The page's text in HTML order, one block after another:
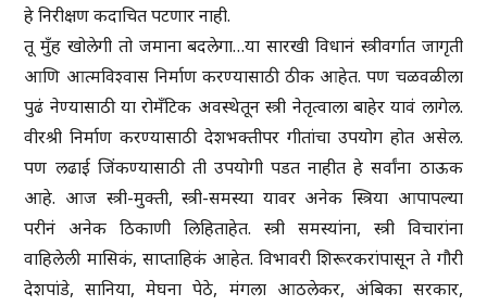
हे निरीक्षण कदाचित पटणार नाही.
तू मुँह खोलेगी तो जमाना बदलेगा…या सारखी विधानं स्त्रीवर्गात जागृती
आणि आत्मविश्वास निर्माण करण्यासाठी ठीक आहेत. पण चळवळीला
पुढं नेण्यासाठी या रोमॅंटिक अवस्थेतून स्त्री नेतृत्वाला बाहेर यावं लागेल.
वीरश्री निर्माण करण्यासाठी देशभक्तीपर गीतांचा उपयोग होत असेल.
पण लढाई जिंकण्यासाठी ती उपयोगी पडत नाहीत हे सर्वांना ठाऊक
आहे. आज स्त्री-मुक्ती, स्त्री-समस्या यावर अनेक स्त्रिया आपापल्या
परीनं अनेक ठिकाणी लिहिताहेत. स्त्री समस्यांना, स्त्री विचारांना
वाहिलेली मासिकं, साप्ताहिकं आहेत. विभावरी शिरूरकरांपासून ते गौरी
देशपांडे, सानिया, मेघना पेठे, मंगला आठलेकर, अंबिका सरकार,